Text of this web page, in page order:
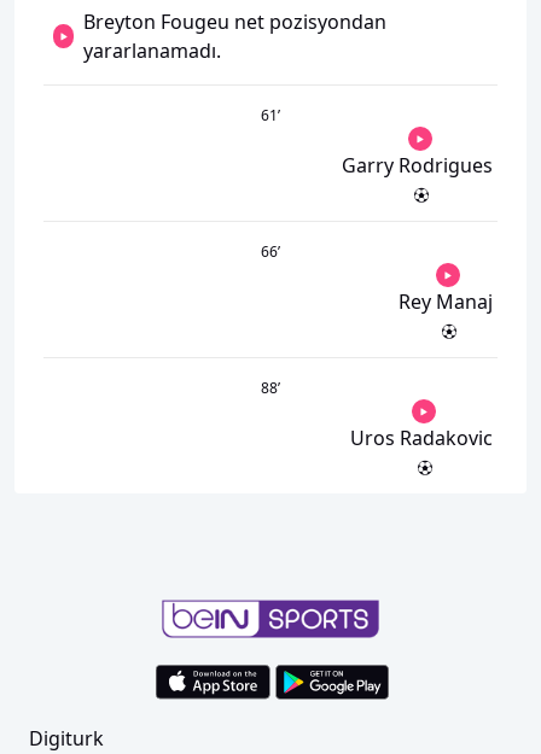
Breyton Fougeu net pozisyondan
yararlanamadı.
61’
Garry Rodrigues
66’
Rey Manaj
88’
Uros Radakovic
Digiturk